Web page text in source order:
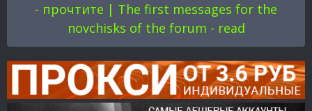
- прочтите | The first messages for the
novchisks of the forum - read